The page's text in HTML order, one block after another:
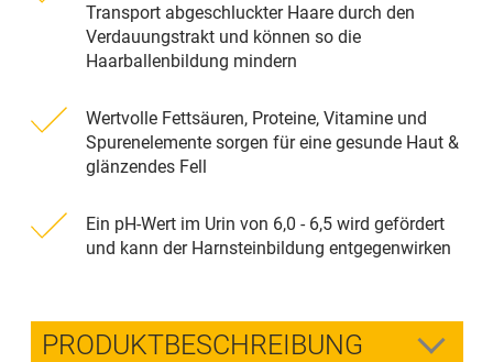
Transport abgeschluckter Haare durch den
Verdauungstrakt und können so die
Haarballenbildung mindern
Wertvolle Fettsäuren, Proteine, Vitamine und
Spurenelemente sorgen für eine gesunde Haut &
glänzendes Fell
Ein pH-Wert im Urin von 6,0 - 6,5 wird gefördert
und kann der Harnsteinbildung entgegenwirken
PRODUKTBESCHREIBUNG